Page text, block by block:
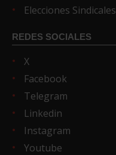
Elecciones Sindicales
REDES SOCIALES
X
Facebook
Telegram
Linkedin
Instagram
Youtube